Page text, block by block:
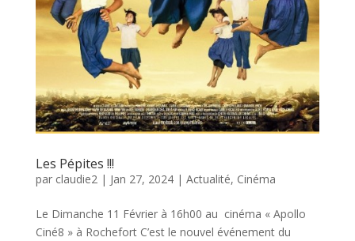
Les Pépites !!!
par claudie2| Jan 27, 2024| Actualité, Cinéma
Le Dimanche 11 Février à 16h00 au cinéma « Apollo
Ciné8 » à Rochefort C’est le nouvel événement du